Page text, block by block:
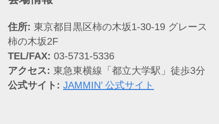
住所: 東京都目黒区柿の木坂1-30-19 グレース
柿の木坂2F
TEL/FAX: 03-5731-5336
アクセス: 東急東横線「都立大学駅」徒歩3分
公式サイト: JAMMIN’ 公式サイト